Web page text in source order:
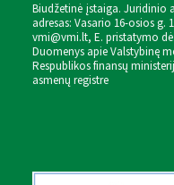
Biudžetinė įstaiga. Juridinio
adresas: Vasario 16-osios g.
vmi@vmi.lt, E. pristatymo
Duomenys apie Valstybinę
Respublikos finansų
asmenų registre